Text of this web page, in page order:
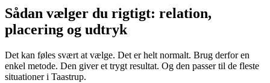
Sådan vælger du rigtigt: relation,
placering og udtryk
Det kan føles svært at vælge. Det er helt normalt. Brug derfor en
enkel metode. Den giver et trygt resultat. Og den passer til de fleste
situationer i Taastrup.